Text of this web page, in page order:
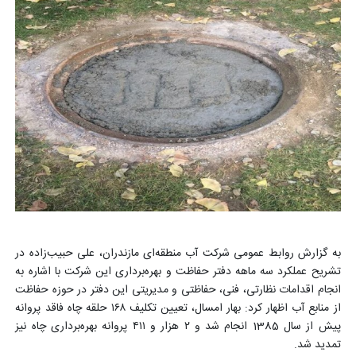
به گزارش روابط عمومی شرکت آب منطقه‌ای مازندران، علی حبیب‌زاده در
تشریح عملکرد سه ماهه دفتر حفاظت و بهره‌برداری این شرکت با اشاره به
انجام اقدامات نظارتی، فنی، حفاظتی و مدیریتی این دفتر در حوزه حفاظت
از منابع آب اظهار کرد: بهار امسال، تعیین تکلیف ۱۶۸ حلقه چاه فاقد پروانه
پیش از سال 1385 انجام شد و ۲ هزار و ۴۱۱ پروانه بهره‌برداری چاه نیز
تمدید شد.